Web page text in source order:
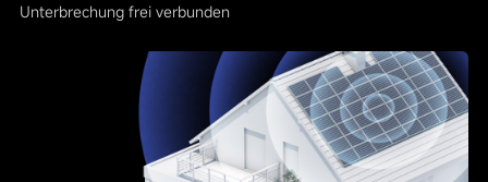
Unterbrechung frei verbunden